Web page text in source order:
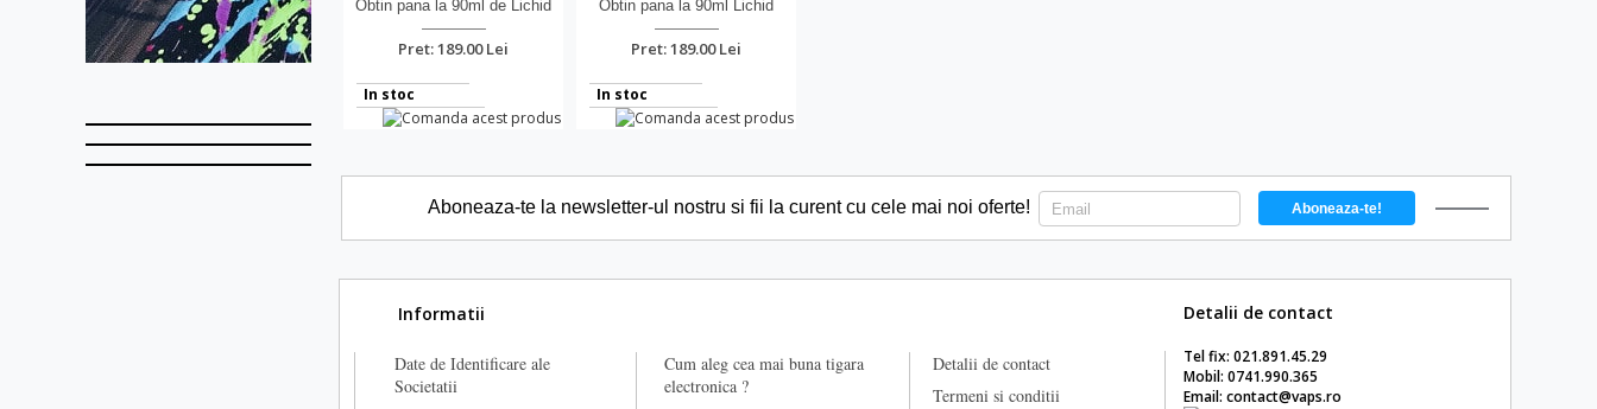
Obtin pana la 90ml de Lichid
Pret: 189.00 Lei
In stoc
Obtin pana la 90ml Lichid
Pret: 189.00 Lei
In stoc
Aboneaza-te la newsletter-ul nostru si fii la curent cu cele mai noi oferte!
Informatii
Date de Identificare ale
Societatii
Cum aleg cea mai buna tigara
electronica ?
Detalii de contact
Termeni si conditii
Detalii de contact
Tel fix: 021.891.45.29
Mobil: 0741.990.365
Email: contact@vaps.ro